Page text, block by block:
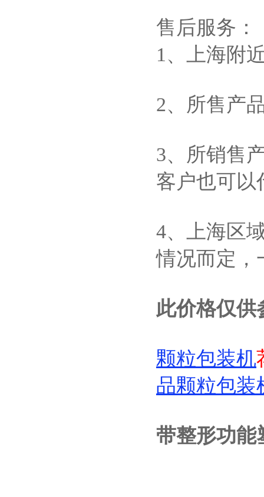
售后服务：
1、上海附
2、所售产
3、所销售
客户也可以
4、上海区
情况而定，
此价格仅供
颗粒包装机
品颗粒包装
带整形功能